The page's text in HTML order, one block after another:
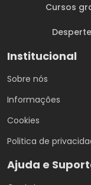
Cursos
Institucional
Sobre nós
Informações
Cookies
Politica de
Ajuda e